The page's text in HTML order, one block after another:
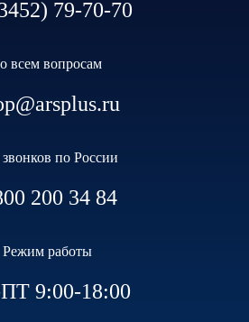
79-70-70
всем вопросам
по России
200 34 84
Режим работы
9:00-18:00